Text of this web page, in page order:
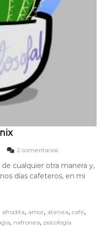
2 comentariose
N
a
n
e
cualquier otra manera y,
días cafeteros, en mi
afrodita, amor, atenea, café,
, nafronea, psicología